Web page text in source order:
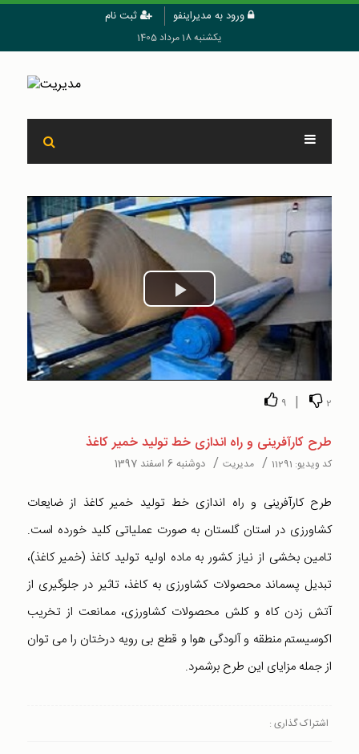
ورود به مدیراینفو ثبت نام
یکشنبه 18 مرداد 1405
Play
Video
2
|
9
طرح کارآفرینی و راه اندازی خط تولید خمیر کاغذ
کد ویدیو: 11291
/ مدیریت/ دوشنبه 6 اسفند 1397
طرح کارآفرینی و راه اندازی خط تولید خمیر کاغذ از ضایعات
کشاورزی در استان گلستان به صورت عملیاتی کلید خورده است.
تامین بخشی از نیاز کشور به ماده اولیه تولید کاغذ (خمیر کاغذ)،
تبدیل پسماند محصولات کشاورزی به کاغذ، تاثیر در جلوگیری از
آتش زدن کاه و کلش محصولات کشاورزی، ممانعت از تخریب
اکوسیستم منطقه و آلودگی هوا و قطع بی رویه درختان را می توان
از جمله مزایای این طرح برشمرد.
اشتراک گذاری :